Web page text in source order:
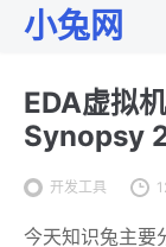
小兔网
EDA虚拟
Synopsy
开发工具
今天知识兔主要